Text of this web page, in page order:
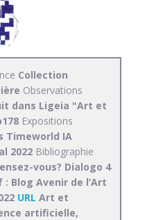
Collection
Observations
dans Ligeia "Art et
Expositions
Timeworld IA
2022 Bibliographie
vous? Dialogo 4
: Blog Avenir de l’Art
URL Art et
artificielle,